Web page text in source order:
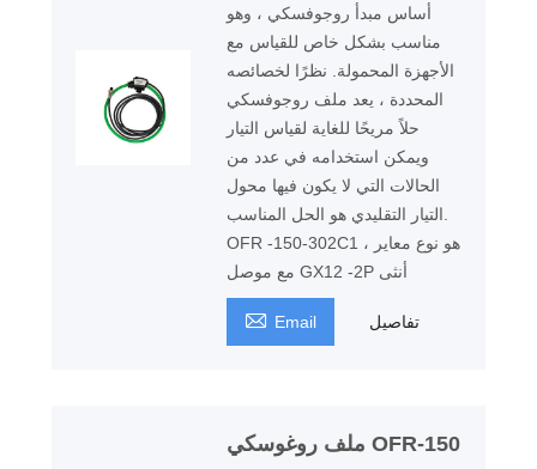
أساس مبدأ روجوفسكي ، وهو
مناسب بشكل خاص للقياس مع
الأجهزة المحمولة. نظرًا لخصائصه
المحددة ، يعد ملف روجوفسكي
حلاً مريحًا للغاية لقياس التيار
ويمكن استخدامه في عدد من
الحالات التي لا يكون فيها محول
التيار التقليدي هو الحل المناسب.
OFR -150-302C1 هو نوع معاير ،
مع موصل GX12 -2P أنثى
 Email تفاصيل
ملف روغوسكي OFR-150